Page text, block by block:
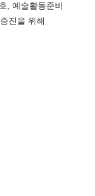
, 예술활동준비
진을 위해